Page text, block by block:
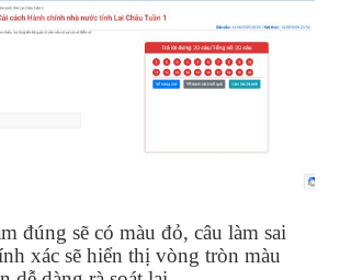
đúng sẽ có màu đỏ, câu làm sai
xác sẽ hiển thị vòng tròn màu